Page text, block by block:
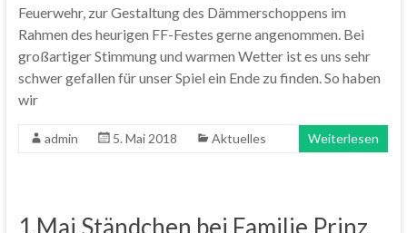
Feuerwehr, zur Gestaltung des Dämmerschoppens im
Rahmen des heurigen FF-Festes gerne angenommen. Bei
großartiger Stimmung und warmen Wetter ist es uns sehr
schwer gefallen für unser Spiel ein Ende zu finden. So haben
wir
admin 5. Mai 2018 Aktuelles Weiterlesen
1.Mai Ständchen bei Familie Prinz